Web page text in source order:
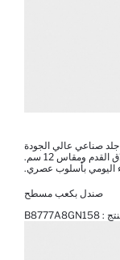
صناعي عالي الجودة
بكعب مسطح بارتفاع 2 سم. يأتي بنقشة مانعة لانزلاق القدم ومقاس 12 سم.
اليومي بأسلوب عصري.
صندل بكعب مسطح
:
B8777A8GN158